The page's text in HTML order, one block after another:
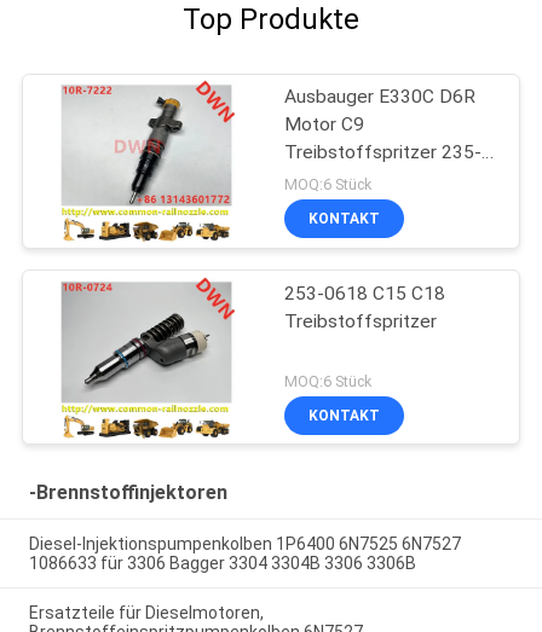
Top Produkte
Ausbauger E330C D6R
Motor C9
Treibstoffspritzer 235-
2888 10R7224
MOQ:6 Stück
KONTAKT
253-0618 C15 C18
Treibstoffspritzer
MOQ:6 Stück
KONTAKT
-Brennstoffinjektoren
Diesel-Injektionspumpenkolben 1P6400 6N7525 6N7527
1086633 für 3306 Bagger 3304 3304B 3306 3306B
Ersatzteile für Dieselmotoren,